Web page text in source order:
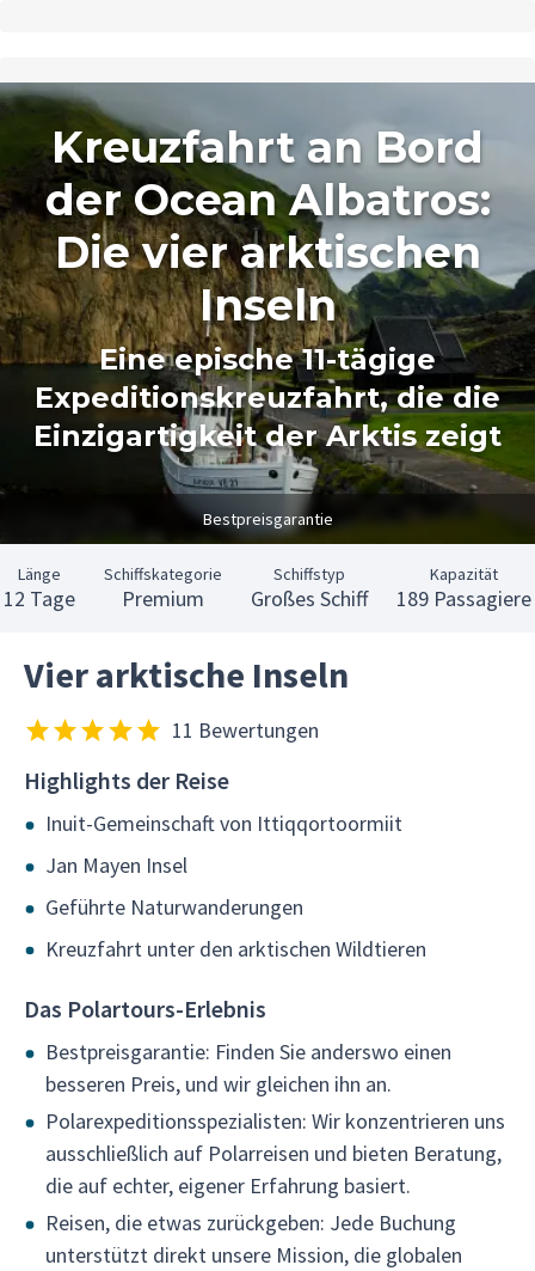
Kreuzfahrt an Bord
der Ocean Albatros:
Die vier arktischen
Inseln
Eine epische 11-tägige
Expeditionskreuzfahrt, die die
Einzigartigkeit der Arktis zeigt
Bestpreisgarantie
Länge
12 Tage
Schiffskategorie
Premium
Schiffstyp
Großes Schiff
Kapazität
189 Passagiere
Vier arktische Inseln
11 Bewertungen
Highlights der Reise
Inuit-Gemeinschaft von Ittiqqortoormiit
Jan Mayen Insel
Geführte Naturwanderungen
Kreuzfahrt unter den arktischen Wildtieren
Das Polartours-Erlebnis
Bestpreisgarantie: Finden Sie anderswo einen
besseren Preis, und wir gleichen ihn an.
Polarexpeditionsspezialisten: Wir konzentrieren uns
ausschließlich auf Polarreisen und bieten Beratung,
die auf echter, eigener Erfahrung basiert.
Reisen, die etwas zurückgeben: Jede Buchung
unterstützt direkt unsere Mission, die globalen